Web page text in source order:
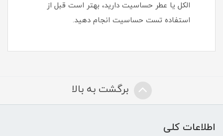
الکل یا عطر حساسیت دارید، بهتر است قبل از
استفاده تست حساسیت انجام دهید.
برگشت به بالا
اطلاعات کلی